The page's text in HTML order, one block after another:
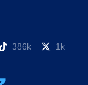
386k
1k